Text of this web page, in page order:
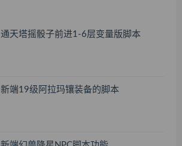
通天塔摇骰子前进1-6层变量版脚本
新端19级阿拉玛镶装备的脚本